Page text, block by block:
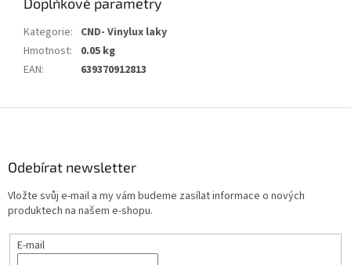
Kategorie: CND- Vinylux laky
Hmotnost:
0.05 kg
EAN: 639370912813
Odebírat newsletter
Vložte svůj e-mail a my vám budeme zasílat informace o nových
produktech na našem e-shopu.
E-mail